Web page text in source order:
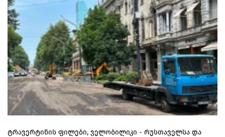
ტრავერტინის ფილები, ველობილიკი - რუსთაველსა და